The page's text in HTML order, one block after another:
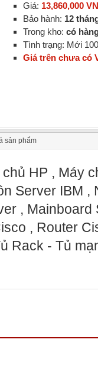
Giá: 13,860,000
Bảo hành: 12
Trong kho:có
Tình trạng: Mới
Giá trên chưa có
sản phẩm
HP , Máy
Server IBM
, Mainboard
, Router
Rack - Tủ